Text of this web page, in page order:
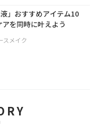
液」おすすめアイテム10
を同時に叶えよう
スメイク